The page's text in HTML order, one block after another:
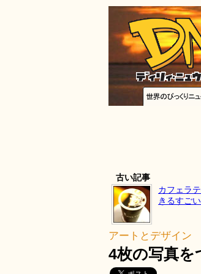
古い記事
カフェラ
きるすご
アートとデザイン
4枚の写真を